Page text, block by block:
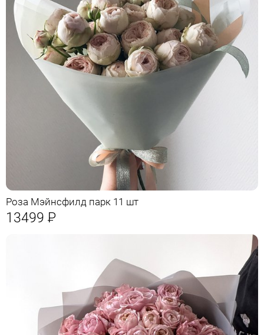
Роза Мэйнсфилд парк 11 шт
13499 Р